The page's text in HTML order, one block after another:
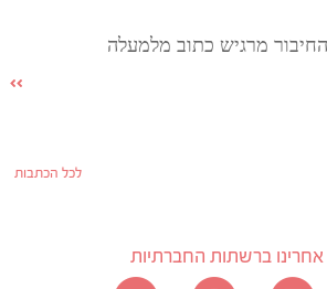
מרגיש כתוב מלמעלה
לכל הכתבות
ברשתות החברתיות